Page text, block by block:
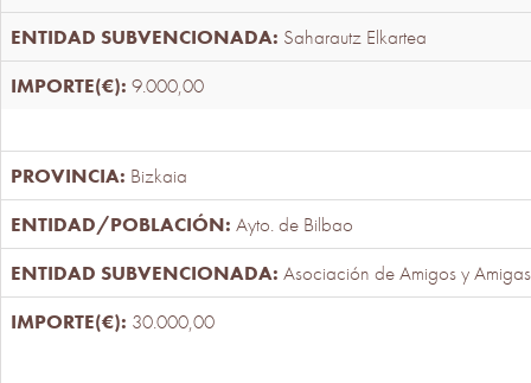
Saharautz Elkartea
9.000,00
Bizkaia
Ayto. de Bilbao
Asociación de Amigos y
30.000,00